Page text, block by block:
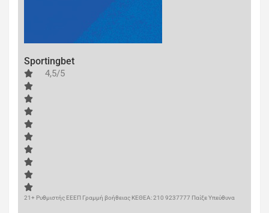
Sportingbet
4,5/5
21+ Ρυθμιστής ΕΕΕΠ Γραμμή βοήθειας ΚΕΘΕΑ: 210 9237777 Παίξε Υπεύθυνα